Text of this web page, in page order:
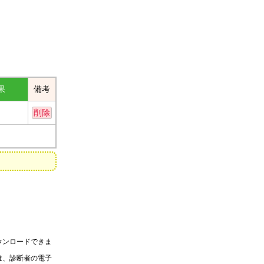
備考
削除
ロードできま
、診断者の電子